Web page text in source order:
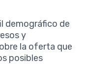
demográfico de
y
la oferta que
posibles